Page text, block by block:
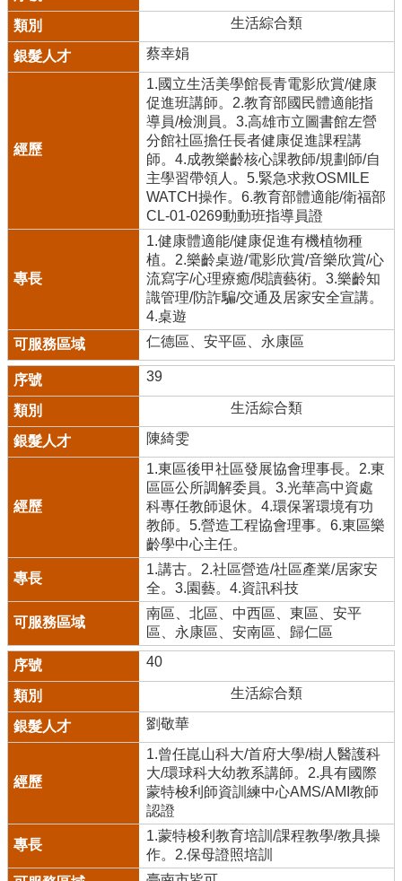
生活綜合類
蔡幸娟
1.國立生活美學館長青電影欣賞/健康
促進班講師。2.教育部國民體適能指
導員/檢測員。3.高雄市立圖書館左營
分館社區擔任長者健康促進課程講
師。4.成教樂齡核心課教師/規劃師/自
主學習帶領人。5.緊急求救OSMILE
WATCH操作。6.教育部體適能/衛福部
CL-01-0269動動班指導員證
1.健康體適能/健康促進有機植物種
植。2.樂齡桌遊/電影欣賞/音樂欣賞/心
流寫字/心理療癒/閱讀藝術。3.樂齡知
識管理/防詐騙/交通及居家安全宣講。
4.桌遊
仁德區、安平區、永康區
39
生活綜合類
陳綺雯
1.東區後甲社區發展協會理事長。2.東
區區公所調解委員。3.光華高中資處
科專任教師退休。4.環保署環境有功
教師。5.營造工程協會理事。6.東區樂
齡學中心主任。
1.講古。2.社區營造/社區產業/居家安
全。3.園藝。4.資訊科技
南區、北區、中西區、東區、安平
區、永康區、安南區、歸仁區
40
生活綜合類
劉敬華
1.曾任崑山科大/首府大學/樹人醫護科
大/環球科大幼教系講師。2.具有國際
蒙特梭利師資訓練中心AMS/AMI教師
認證
1.蒙特梭利教育培訓/課程教學/教具操
作。2.保母證照培訓